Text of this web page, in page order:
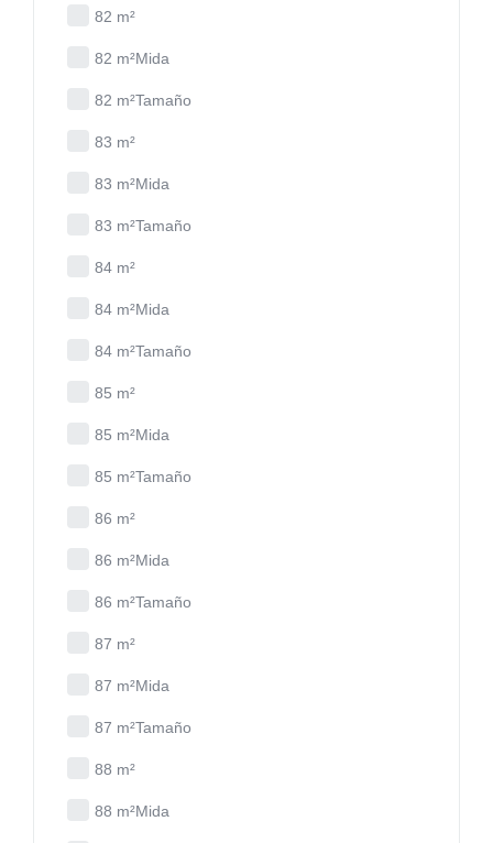
82 m²
82 m²Mida
82 m²Tamaño
83 m²
83 m²Mida
83 m²Tamaño
84 m²
84 m²Mida
84 m²Tamaño
85 m²
85 m²Mida
85 m²Tamaño
86 m²
86 m²Mida
86 m²Tamaño
87 m²
87 m²Mida
87 m²Tamaño
88 m²
88 m²Mida